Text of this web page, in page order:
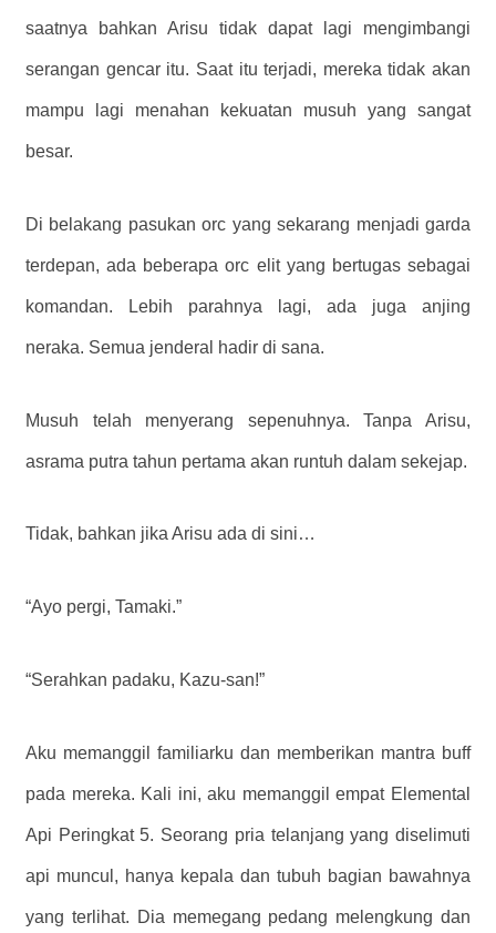
saatnya bahkan Arisu tidak dapat lagi mengimbangi
serangan gencar itu. Saat itu terjadi, mereka tidak akan
mampu lagi menahan kekuatan musuh yang sangat
besar.
Di belakang pasukan orc yang sekarang menjadi garda
terdepan, ada beberapa orc elit yang bertugas sebagai
komandan. Lebih parahnya lagi, ada juga anjing
neraka. Semua jenderal hadir di sana.
Musuh telah menyerang sepenuhnya. Tanpa Arisu,
asrama putra tahun pertama akan runtuh dalam sekejap.
Tidak, bahkan jika Arisu ada di sini…
“Ayo pergi, Tamaki.”
“Serahkan padaku, Kazu-san!”
Aku memanggil familiarku dan memberikan mantra buff
pada mereka. Kali ini, aku memanggil empat Elemental
Api Peringkat 5. Seorang pria telanjang yang diselimuti
api muncul, hanya kepala dan tubuh bagian bawahnya
yang terlihat. Dia memegang pedang melengkung dan